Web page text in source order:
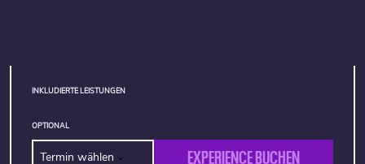
INKLUDIERTE LEISTUNGEN
OPTIONAL
Termin wählen EXPERIENCE BUCHEN